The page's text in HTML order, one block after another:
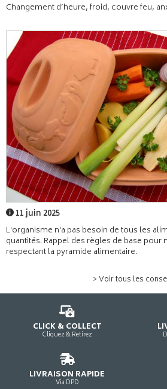
Changement d’heure, froid, couvre feu,
11 juin 2025
L'organisme n'a pas besoin de tous les
quantités. Rappel des règles de base pour
respectant la pyramide alimentaire.
> Voir tous les
CLICK & COLLECT
Cliquez & Retirez
LIVRAISON RAPIDE
Via DPD